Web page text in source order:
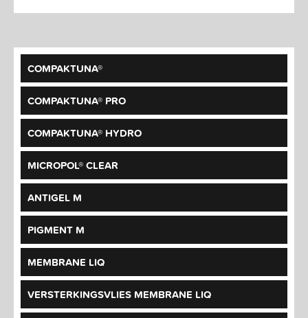
COMPAKTUNA®
COMPAKTUNA® PRO
COMPAKTUNA® HYDRO
MICROPOL® CLEAR
ANTIGEL M
PIGMENT M
MEMBRANE LIQ
VERSTERKINGSVLIES MEMBRANE LIQ